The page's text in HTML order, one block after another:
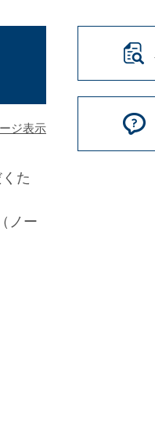
ジ表示
た
ノー